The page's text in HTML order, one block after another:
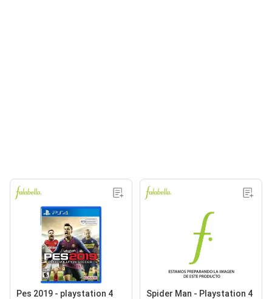
Pes 2019 - playstation 4 Spider Man - Playstation 4